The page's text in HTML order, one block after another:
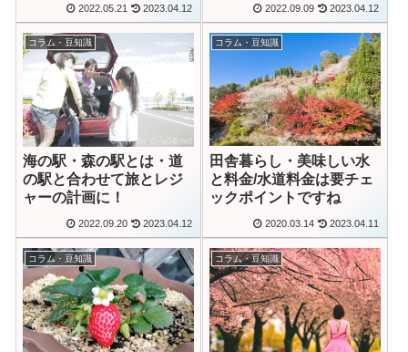
2022.05.21 2023.04.12 2022.09.09 2023.04.12
コラム・豆知識
海の駅・森の駅とは・道
の駅と合わせて旅とレジ
ャーの計画に！
2022.09.20 2023.04.12
コラム・豆知識
田舎暮らし・美味しい水
と料金/水道料金は要チェ
ックポイントですね
2020.03.14 2023.04.11
コラム・豆知識
コラム・豆知識